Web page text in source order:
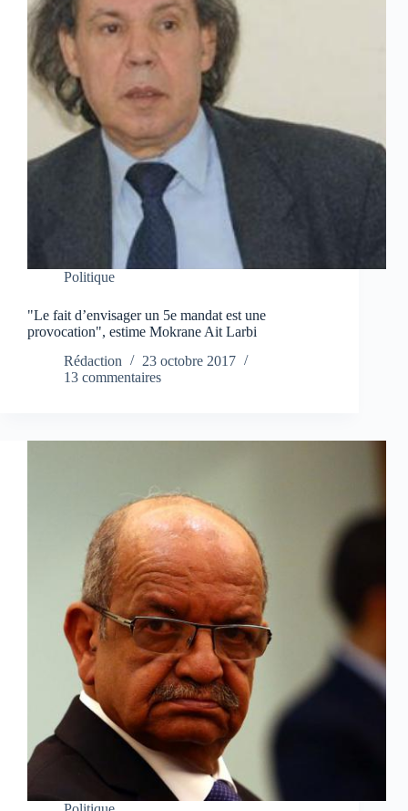
Politique
"Le fait d’envisager un 5e mandat est une
provocation", estime Mokrane Ait Larbi
Rédaction
23 octobre 2017
13 commentaires